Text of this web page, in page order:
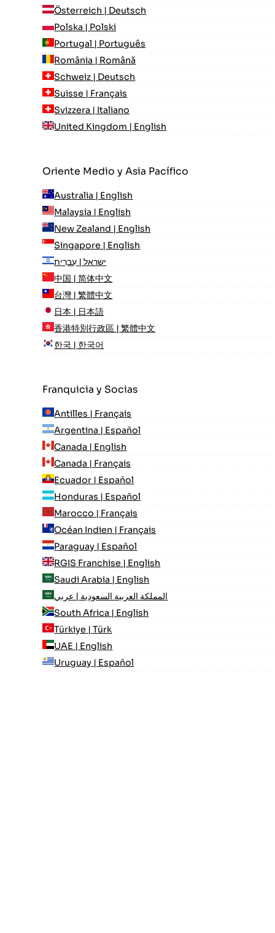
Österreich | Deutsch
Polska | Polski
Portugal | Português
România | Română
Schweiz | Deutsch
Suisse | Français
Svizzera | Italiano
United Kingdom | English
Oriente Medio y Asia Pacífico
Australia | English
Malaysia | English
New Zealand | English
Singapore | English
ישראל | עִברִית
中国 | 简体中文
台灣 | 繁體中文
日本 | 日本語
香港特別行政區 | 繁體中文
한국 | 한국어
Franquicia y Socias
Antilles | Français
Argentina | Español
Canada | English
Canada | Français
Ecuador | Español
Honduras | Español
Marocco | Français
Océan Indien | Français
Paraguay | Español
RGIS Franchise | English
Saudi Arabia | English
المملكة العربية السعودية | عربي
South Africa | English
Türkiye | Türk
UAE | English
Uruguay | Español